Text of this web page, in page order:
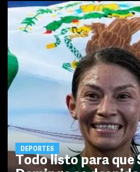
DEPORTES
Todo listo para que